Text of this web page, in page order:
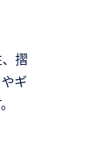
摺
ギ